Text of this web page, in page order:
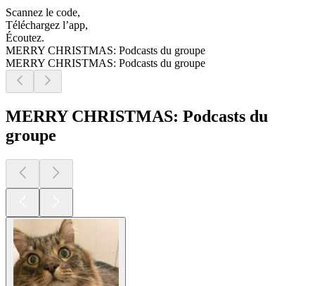
Scannez le code,
Téléchargez l’app,
Écoutez.
MERRY CHRISTMAS: Podcasts du groupe
MERRY CHRISTMAS: Podcasts du groupe
MERRY CHRISTMAS: Podcasts du
groupe